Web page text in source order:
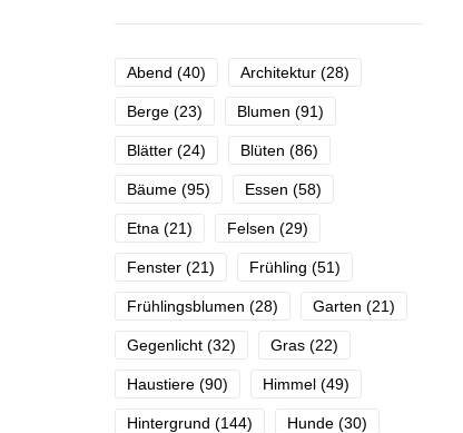
Abend (40) Architektur (28)
Berge (23) Blumen (91)
Blätter (24) Blüten (86)
Bäume (95) Essen (58)
Etna (21) Felsen (29)
Fenster (21) Frühling (51)
Frühlingsblumen (28) Garten (21)
Gegenlicht (32) Gras (22)
Haustiere (90) Himmel (49)
Hintergrund (144) Hunde (30)